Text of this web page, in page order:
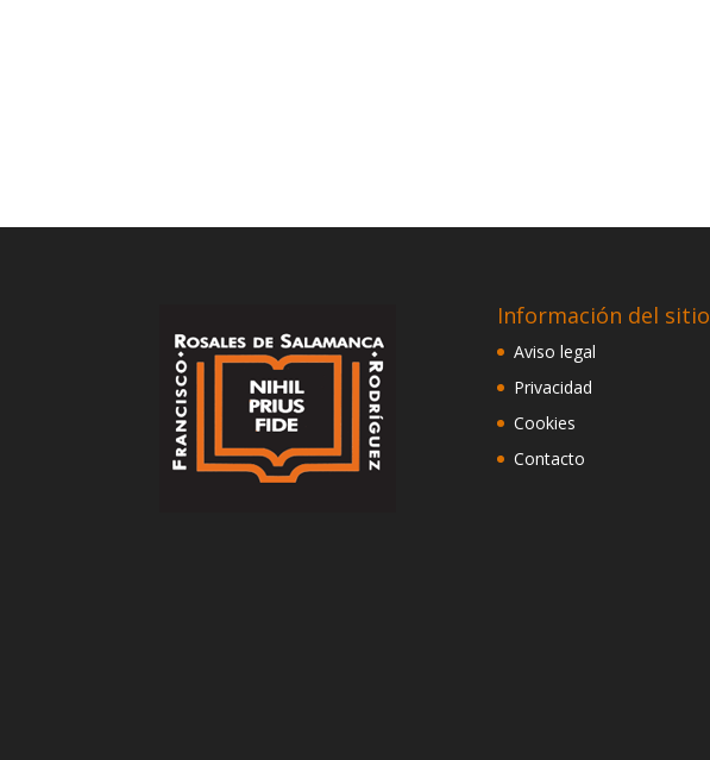
Información del sitio
Aviso legal
Privacidad
Cookies
Contacto